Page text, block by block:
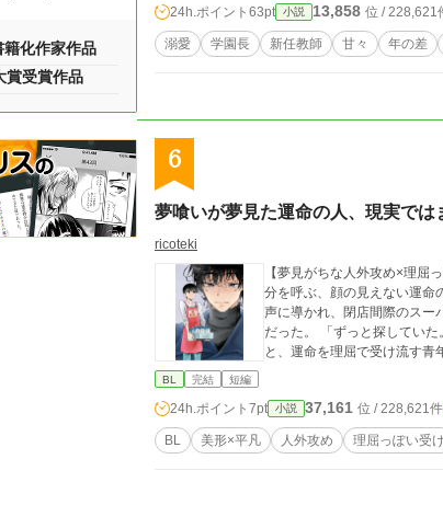
24h.ポイント 63pt 小説 13,858 位 / 228,621
溺愛 学園長 新任教師 甘々 年の差
6
夢喰いが夢見た運命の人、現実では
ricoteki
【夢見がちな人外攻め×理屈っぽい平凡受け】 夢喰いの獏は、悠久の時の
分を呼ぶ、顔の見えない運命
声に導かれ、閉店間際のスー
だった。 「ずっと探していた。運命の相手だ」 「『運命の相手』。商品名ですか？」 運命を信じる夢喰いの怪異
と、運命を理屈で受け流す青
BL 完結 短編
24h.ポイント 7pt 小説 37,161 位 / 228,621件
BL 美形×平凡 人外攻め 理屈っぽい受け
籍化作家作品
賞受賞作品